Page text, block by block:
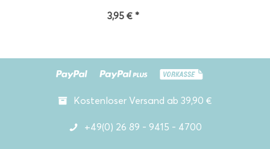
3,95 € *
Kostenloser Versand ab 39,90 €
+49(0) 26 89 - 9415 - 4700